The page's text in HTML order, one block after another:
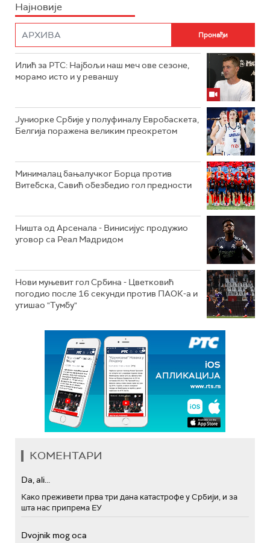
Најновије
Илић за РТС: Најбољи наш меч ове сезоне,
морамо исто и у реваншу
Јуниорке Србије у полуфиналу Евробаскета,
Белгија поражена великим преокретом
Минималац бањалучког Борца против
Витебска, Савић обезбедио гол предности
Ништа од Арсенала - Винисијус продужио
уговор са Реал Мадридом
Нови муњевит гол Србина - Цветковић
погодио после 16 секунди против ПАОК-а и
утишао "Тумбу"
КОМЕНТАРИ
Da, ali...
Како преживети прва три дана катастрофе у Србији, и за
шта нас припрема ЕУ
Dvojnik mog oca